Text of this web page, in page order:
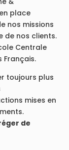
place
nos missions
de nos clients.
Centrale
Français.
toujours plus
mises en
de